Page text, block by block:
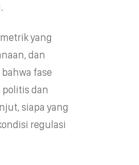
yang
dan
fase
dan
siapa yang
regulasi